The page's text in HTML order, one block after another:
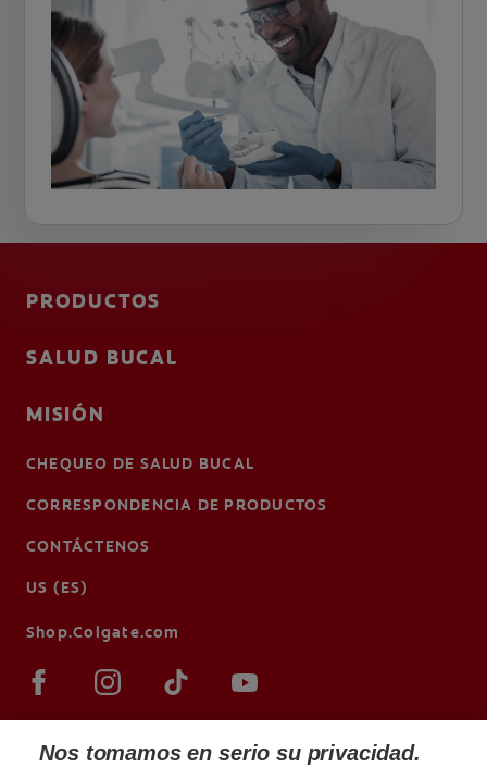
PRODUCTOS
SALUD BUCAL
MISIÓN
CHEQUEO DE SALUD BUCAL
CORRESPONDENCIA DE PRODUCTOS
CONTÁCTENOS
US (ES)
Shop.Colgate.com
Nos tomamos en serio su privacidad.